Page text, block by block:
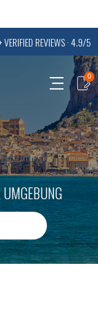
REVIEWS · 4.9/5
0